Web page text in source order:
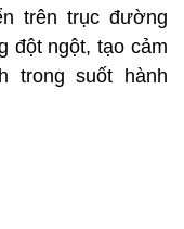
trên trục đường
đột ngột, tạo cảm
trong suốt hành